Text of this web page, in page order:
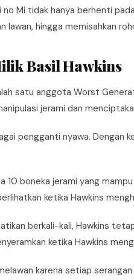
no Mi tidak hanya berhenti
lawan, hingga memisahkan
Basil Hawkins
satu anggota Worst
jerami dan
pengganti nyawa. Dengan
10 boneka jerami yang
ketika Hawkins
berkali-kali, Hawkins
ketika Hawkins
karena setiap